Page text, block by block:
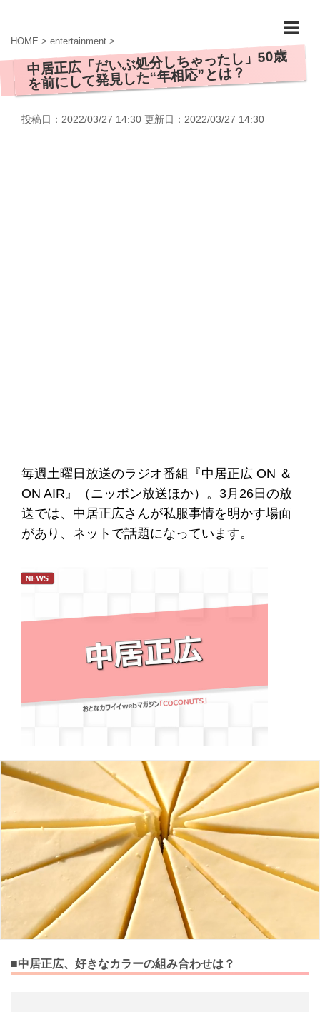
HOME > entertainment >
中居正広「だいぶ処分しちゃったし」50歳
を前にして発見した“年相応”とは？
投稿日：2022/03/27 14:30 更新日： 2022/03/27 14:30
毎週土曜日放送のラジオ番組『中居正広 ON ＆
ON AIR』（ニッポン放送ほか）。3月26日の放
送では、中居正広さんが私服事情を明かす場面
があり、ネットで話題になっています。
■中居正広、好きなカラーの組み合わせは？